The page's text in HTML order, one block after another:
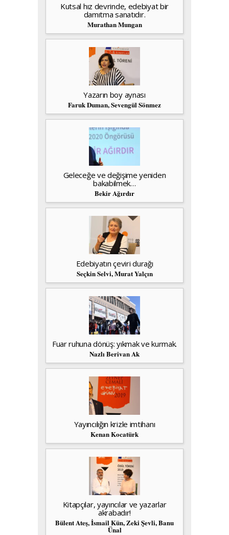
Kutsal hız devrinde, edebiyat bir
damıtma sanatıdır.
Murathan Mungan
Yazarın boy aynası
Faruk Duman, Sevengül Sönmez
Geleceğe ve değişime yeniden
bakabilmek…
Bekir Ağırdır
Edebiyatın çeviri durağı
Seçkin Selvi, Murat Yalçın
Fuar ruhuna dönüş: yıkmak ve kurmak.
Nazlı Berivan Ak
Yayıncılığın krizle imtihanı
Kenan Kocatürk
Kitapçılar, yayıncılar ve yazarlar
akrabadır!
Bülent Ateş, İsmail Kün, Zeki Şevli, Banu
Ünal